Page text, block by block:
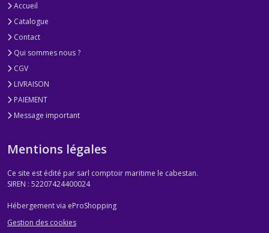
Accueil
Catalogue
Contact
Qui sommes nous ?
CGV
LIVRAISON
PAIEMENT
Message important
Mentions légales
Ce site est édité par sarl comptoir maritime le cabestan.
SIREN : 52207424400024
Hébergement via eProShopping
Gestion des cookies